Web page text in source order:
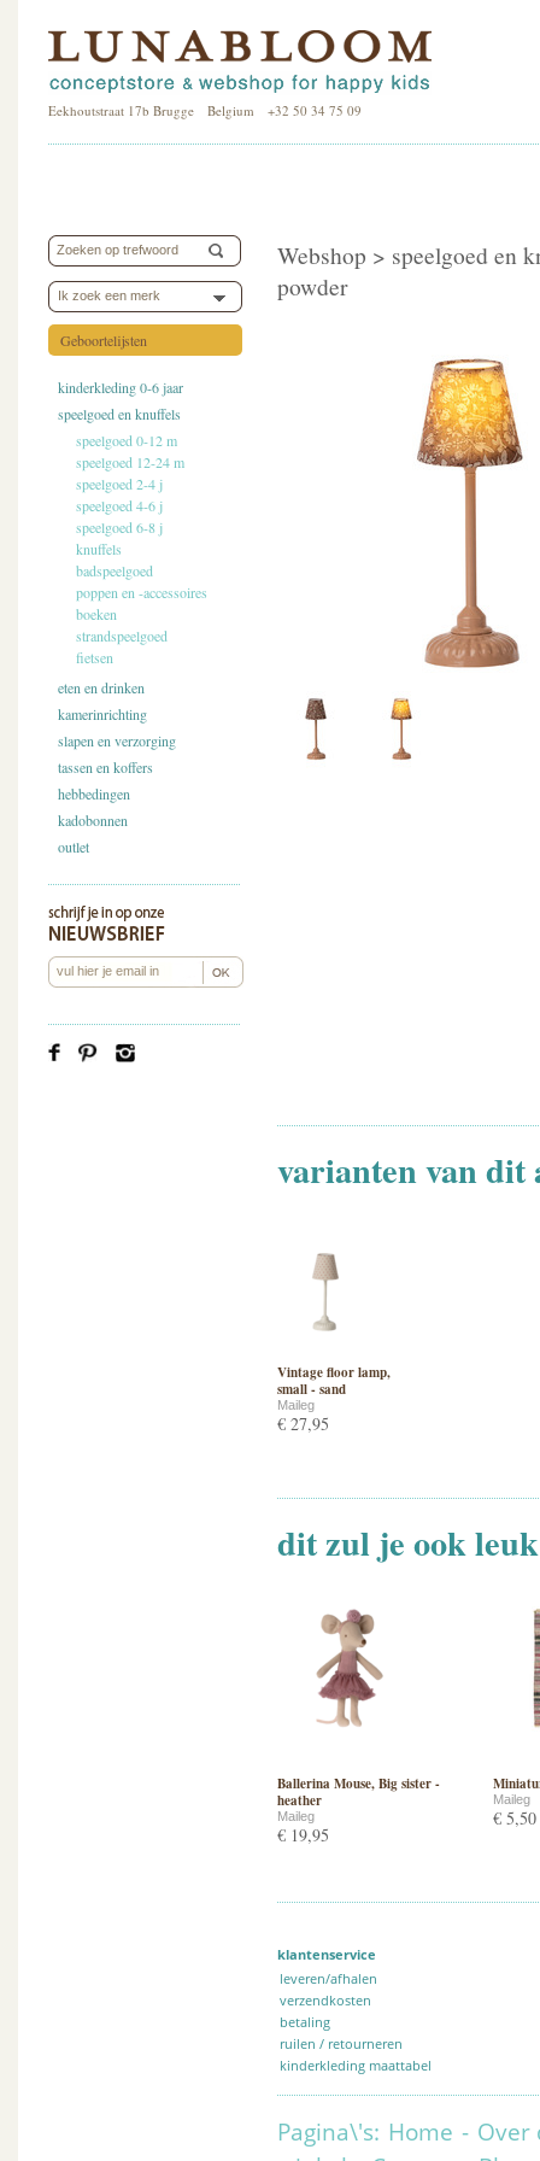
Eekhoutstraat 17b Brugge Belgium +32 50 34 75 09
Ik zoek een merk
Geboortelijsten
kinderkleding 0-6 jaar
speelgoed en knuffels
speelgoed 0-12 m
speelgoed 12-24 m
speelgoed 2-4 j
speelgoed 4-6 j
speelgoed 6-8 j
knuffels
badspeelgoed
poppen en -accessoires
boeken
strandspeelgoed
fietsen
eten en drinken
kamerinrichting
slapen en verzorging
tassen en koffers
hebbedingen
kadobonnen
outlet
Webshop > speelgoed en
powder
varianten van
Vintage floor lamp,
small - sand
Maileg
€ 27,95
dit zul je ook
Ballerina Mouse, Big sister -
heather
Maileg
€ 19,95
Maileg
€ 5,50
klantenservice
leveren/afhalen
verzendkosten
betaling
ruilen / retourneren
kinderkleding maattabel
Pagina\'s: Home - Over